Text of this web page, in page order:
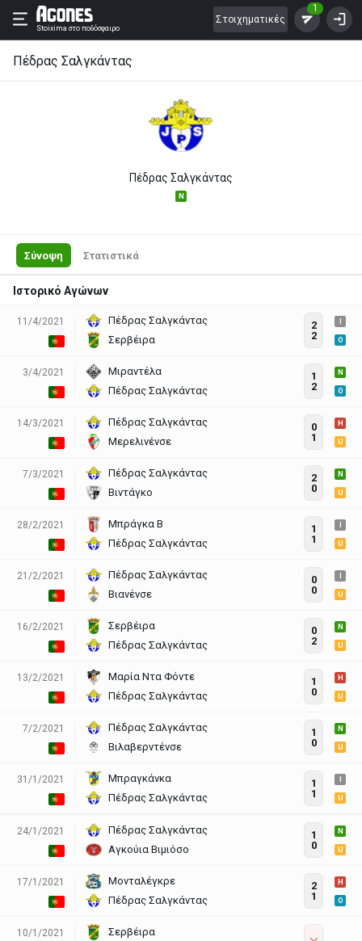
Stoixima στο ποδόσφαιρο
Στοιχηματικές
1
Πέδρας Σαλγκάντας
Πέδρας Σαλγκάντας
N
Σύνοψη Στατιστικά
Ιστορικό Αγώνων
11/4/2021
Πέδρας Σαλγκάντας
Σερβέιρα
2
2
O
3/4/2021
Μιραντέλα
Πέδρας Σαλγκάντας
1
2
N
O
14/3/2021
Πέδρας Σαλγκάντας
Μερελινένσε
0
1
H
U
7/3/2021
Πέδρας Σαλγκάντας
Βιντάγκο
2
0
N
U
28/2/2021
Μπράγκα Β
Πέδρας Σαλγκάντας
1
1
U
21/2/2021
Πέδρας Σαλγκάντας
Βιανένσε
0
0
U
16/2/2021
Σερβέιρα
Πέδρας Σαλγκάντας
0
2
N
U
13/2/2021
Μαρία Ντα Φόντε
Πέδρας Σαλγκάντας
1
0
H
U
7/2/2021
Πέδρας Σαλγκάντας
Βιλαβερντένσε
1
0
N
U
31/1/2021
Μπραγκάνκα
Πέδρας Σαλγκάντας
1
1
U
24/1/2021
Πέδρας Σαλγκάντας
Αγκούια Βιμιόσο
1
0
N
U
17/1/2021
Μονταλέγκρε
Πέδρας Σαλγκάντας
2
1
H
O
10/1/2021
Σερβέιρα